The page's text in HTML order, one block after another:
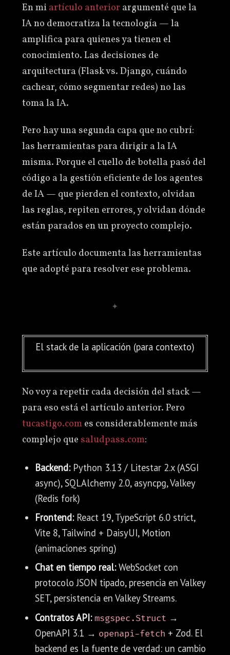
En miartículo anterior argumenté que la
IA no democratiza la tecnología — la
amplifica para quienes ya tienen el
conocimiento. Las decisiones de
arquitectura (Flask vs. Django, cuándo
cachear, cómo segmentar redes) no las
toma la IA.
Pero hay una segunda capa que no cubrí:
las herramientas para dirigir a la IA
misma. Porque el cuello de botella pasó del
código a la gestión eficiente de los agentes
de IA — que pierden el contexto, olvidan
las reglas, repiten errores, y olvidan dónde
están parados en un proyecto complejo.
Este artículo documenta las herramientas
que adopté para resolver ese problema.
El stack de la aplicación (para contexto)
No voy a repetir cada decisión del stack —
para eso está el artículo anterior. Pero
tucastigo.comes considerablemente más
complejo que saludpass.com:
Backend:Python 3.13 / Litestar 2.x (ASGI
async), SQLAlchemy 2.0, asyncpg, Valkey
(Redis fork)
Frontend:React 19, TypeScript 6.0 strict,
Vite 8, Tailwind + DaisyUI, Motion
(animaciones spring)
Chat en tiempo real:WebSocket con
protocolo JSON tipado, presencia en Valkey
SET, persistencia en Valkey Streams.
Contratos API: msgspec.Struct →
OpenAPI 3.1 → openapi-fetch + Zod. El
backend es la fuente de verdad: un cambio